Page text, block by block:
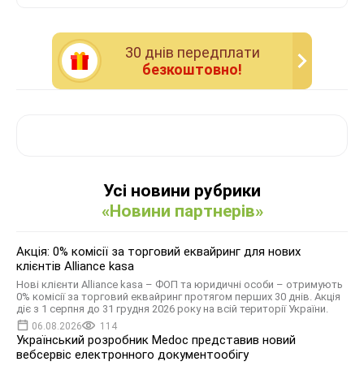
30 днiв передплати
безкоштовно!
Усі новини рубрики
«Новини партнерів»
Акція: 0% комісії за торговий еквайринг для нових
клієнтів Alliance kasa
Нові клієнти Alliance kasa – ФОП та юридичні особи – отримують
0% комісії за торговий еквайринг протягом перших 30 днів. Акція
діє з 1 серпня до 31 грудня 2026 року на всій території України.
06.08.2026 114
Український розробник Medoc представив новий
вебсервіс електронного документообігу